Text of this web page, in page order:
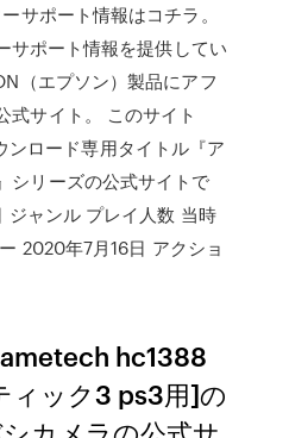
サポート情報はコチラ。
サポート情報を提供してい
（エプソン）製品にアフ
式サイト。 このサイト
ロード専用タイトル『ア
シリーズの公式サイトで
ジャンル プレイ人数 当時
2020年7月16日 アクショ
hc1388
ィック3 ps3用]の